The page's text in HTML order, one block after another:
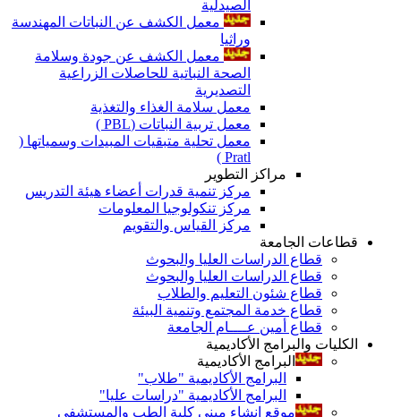
الصيدلية
معمل الكشف عن النباتات المهندسة
وراثيا
معمل الكشف عن جودة وسلامة
الصحة النباتية للحاصلات الزراعية
التصديرية
معمل سلامة الغذاء والتغذية
معمل تربية النباتات (PBL )
معمل تحلية متبقيات المبيدات وسمياتها (
Pratl )
مراكز التطوير
مركز تنمية قدرات أعضاء هيئة التدريس
مركز تنكولوجيا المعلومات
مركز القياس والتقويم
قطاعات الجامعة
قطاع الدراسات العليا والبحوث
قطاع الدراسات العليا والبحوث
قطاع شئون التعليم والطلاب
قطاع خدمة المجتمع وتنمية البيئة
قطاع أمين عــــام الجامعة
الكليات والبرامج الأكاديمية
البرامج الأكاديمية
البرامج الأكاديمية "طلاب"
البرامج الأكاديمية "دراسات عليا"
موقع إنشاء مبنى كلية الطب والمستشفى